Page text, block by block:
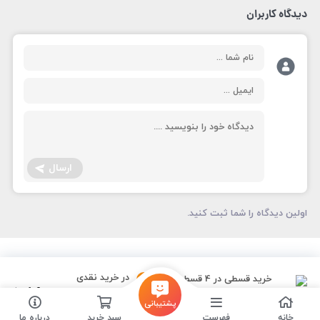
خرید قسطی در 4 قسط
تومان ماهانه
14%
تخفیف
در خرید نقدی
7,866,000
دیدگاه کاربران
ارسال
اولین دیدگاه را شما ثبت کنید.
پشتیبانی